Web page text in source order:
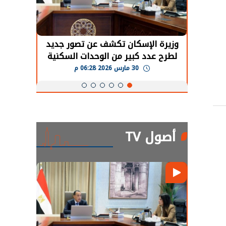
وزيرة الإسكان تكشف عن تصور جديد
لطرح عدد كبير من الوحدات السكنية
بنظام الإيجار
أصول TV